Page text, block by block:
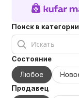
Поиск в категории
Состояние
Любое
Продавец